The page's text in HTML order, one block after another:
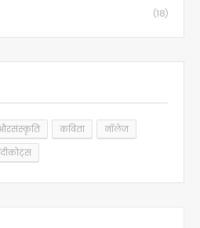
(18)
कविता
नॉलेज